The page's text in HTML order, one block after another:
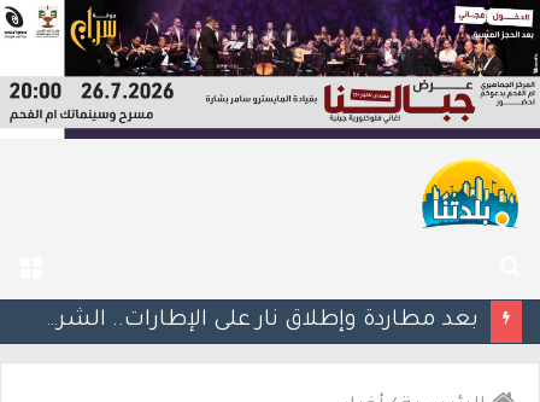
عن
اعتقال مشتبهين بعد إطلاق نار على عمود كهرباء وتهديد طواقم شركة الكهرباء في تل السبع